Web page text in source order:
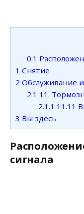
0.1
1 Снятие
2 Обслуживание
2.1 11.
2.1.1 11.11
3 Вы здесь
сигнала